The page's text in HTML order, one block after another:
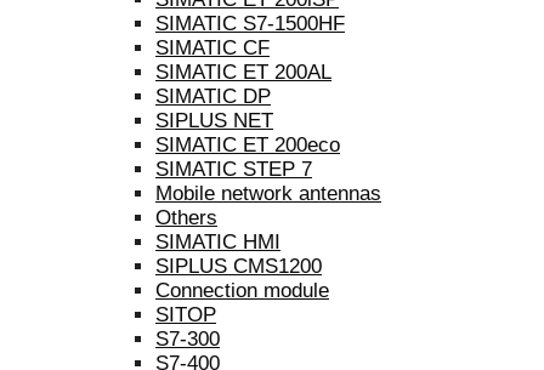
SIMATIC S7-1500HF
SIMATIC CF
SIMATIC ET 200AL
SIMATIC DP
SIPLUS NET
SIMATIC ET 200eco
SIMATIC STEP 7
Mobile network antennas
Others
SIMATIC HMI
SIPLUS CMS1200
Connection module
SITOP
S7-300
S7-400